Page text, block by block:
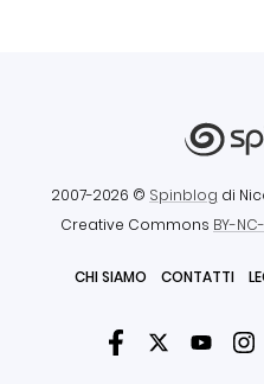
2007-2026 © Spinblog di
Creative Commons BY-
CHI SIAMO CONTATTI